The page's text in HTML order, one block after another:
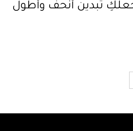
تبدين أنحف وأطول